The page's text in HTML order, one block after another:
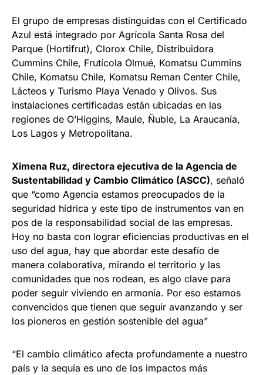
El grupo de empresas distinguidas con el Certificado
Azul está integrado por Agrícola Santa Rosa del
Parque (Hortifrut), Clorox Chile, Distribuidora
Cummins Chile, Frutícola Olmué, Komatsu Cummins
Chile, Komatsu Chile, Komatsu Reman Center Chile,
Lácteos y Turismo Playa Venado y Olivos. Sus
instalaciones certificadas están ubicadas en las
regiones de O’Higgins, Maule, Ñuble, La Araucanía,
Los Lagos y Metropolitana.
Ximena Ruz, directora ejecutiva de la Agencia de
Sustentabilidad y Cambio Climático (ASCC), señaló
que “como Agencia estamos preocupados de la
seguridad hídrica y este tipo de instrumentos van en
pos de la responsabilidad social de las empresas.
Hoy no basta con lograr eficiencias productivas en el
uso del agua, hay que abordar este desafío de
manera colaborativa, mirando el territorio y las
comunidades que nos rodean, es algo clave para
poder seguir viviendo en armonía. Por eso estamos
convencidos que tienen que seguir avanzando y ser
los pioneros en gestión sostenible del agua”
“El cambio climático afecta profundamente a nuestro
país y la sequía es uno de los impactos más